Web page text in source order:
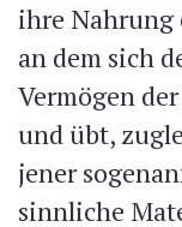
ihre Nahrung
an dem sich
Vermögen
und übt,
jener
sinnliche